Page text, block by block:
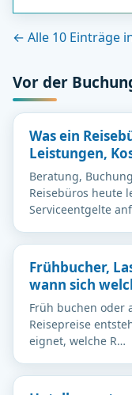
← Alle 10 Einträge
Vor der
Was ein
Leistungen,
Beratung,
Reisebüros heute
Serviceentgelte
Frühbucher,
wann sich
Früh buchen oder
Reisepreise
eignet, welche R…